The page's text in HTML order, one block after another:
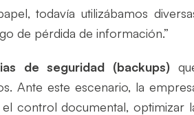
todavía utilizábamos
de pérdida de información.”
de seguridad (backups)
Ante este escenario, la
control documental, optimizar